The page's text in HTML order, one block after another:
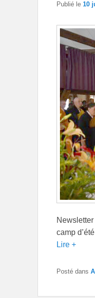
Publié le 10
camp
Lire +
Posté dans